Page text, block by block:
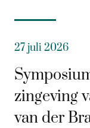
27 juli 2026
zingeving
van der